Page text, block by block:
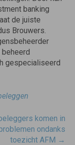
banking
de juiste
Brouwers.
gespecialiseerd
komen in
ondanks
toezicht AFM →